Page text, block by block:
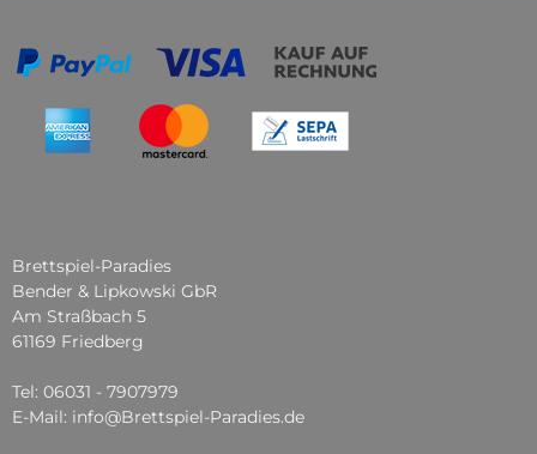
Brettspiel-Paradies
Bender & Lipkowski GbR
Am Straßbach 5
61169 Friedberg
Tel: 06031 - 7907979
E-Mail: info@Brettspiel-Paradies.de